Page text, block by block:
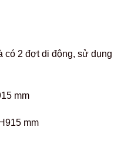
có 2 đợt di động, sử dụng
mm
mm